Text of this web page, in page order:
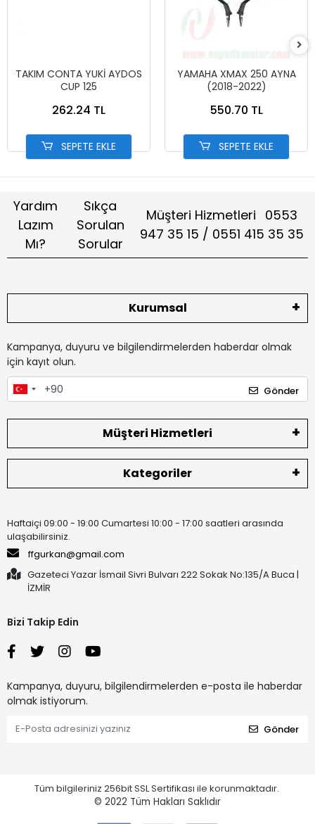
TAKIM CONTA YUKİ AYDOS
CUP 125
262.24 TL
SEPETE EKLE
YAMAHA XMAX 250 AYNA
(2018-2022)
550.70 TL
SEPETE EKLE
Yardım
Lazım
Mı?
Sıkça
Sorulan
Sorular
Müşteri Hizmetleri 0553
947 35 15 / 0551 415 35 35
Kurumsal
Kampanya, duyuru ve bilgilendirmelerden haberdar olmak
için kayıt olun.
Gönder
Müşteri Hizmetleri
Kategoriler
Haftaiçi 09:00 - 19:00 Cumartesi 10:00 - 17:00 saatleri arasında
ulaşabilirsiniz.
ffgurkan@gmail.com
Gazeteci Yazar İsmail Sivri Bulvarı 222 Sokak No:135/A Buca |
İZMİR
Bizi Takip Edin
Kampanya, duyuru, bilgilendirmelerden e-posta ile haberdar
olmak istiyorum.
Gönder
Tüm bilgileriniz 256bit SSL Sertifikası ile korunmaktadır.
© 2022 Tüm Hakları Saklıdır